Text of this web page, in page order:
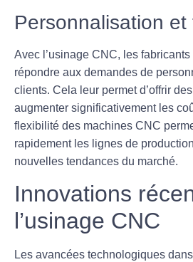
Personnalisation et
Avec l’usinage CNC, les
répondre aux demandes de
clients. Cela leur permet d’offrir
augmenter significativement les
flexibilité des machines CNC
rapidement les lignes de
nouvelles tendances du marché.
Innovations
l’usinage CNC
Les avancées technologiques